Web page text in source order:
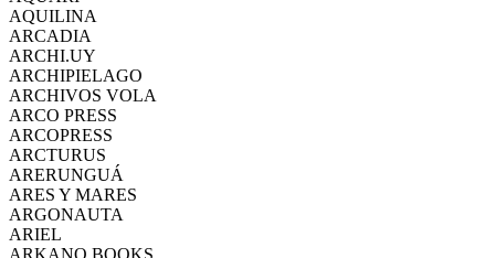
AQUILINA
ARCADIA
ARCHI.UY
ARCHIPIELAGO
ARCHIVOS VOLA
ARCO PRESS
ARCOPRESS
ARCTURUS
ARERUNGUÁ
ARES Y MARES
ARGONAUTA
ARIEL
ARKANO BOOKS